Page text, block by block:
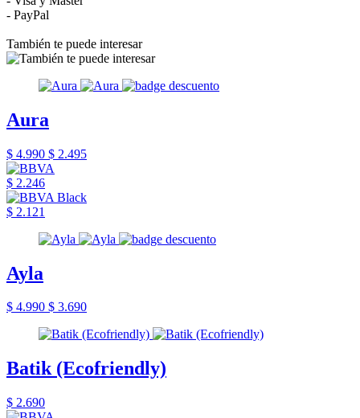
- PayPal
También te puede interesar
Aura
$ 4.990 $ 2.495
$ 2.246
$ 2.121
Ayla
$ 4.990 $ 3.690
Batik (Ecofriendly)
$ 2.690